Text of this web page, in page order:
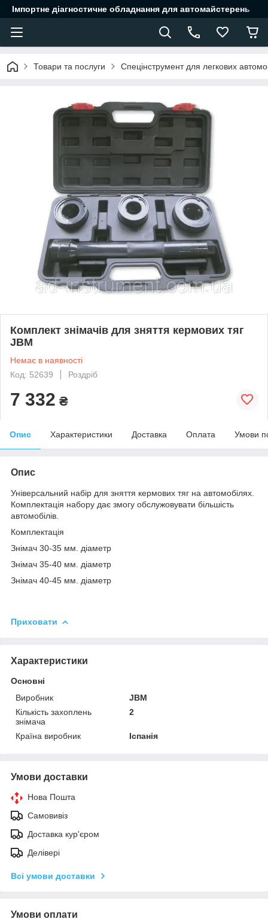
Імпортне діагностичне обладнання для автомайстерень
Товари та послуги Спецінструмент для легкових
Комплект знімачів для зняття кермових тяг
JBM
Немає в наявності
Код: 52639
Роздріб
7 332 ₴
Опис Характеристики Доставка Оплата Умови
Опис
Універсальний набір для зняття кермових тяг на автомобілях.
Комплектація набору дає змогу обслужовувати більшість
автомобілів.
Комплектація
Знімач 30-35 мм. діаметр
Знімач 35-40 мм. діаметр
Знімач 40-45 мм. діаметр
Приховати
Характеристики
Основні
Виробник
JBM
Кількість захоплень
знімача
2
Країна виробник Іспанія
Умови доставки
Нова Пошта
Самовивіз
Доставка кур'єром
Делівері
Всі умови доставки
Умови оплати